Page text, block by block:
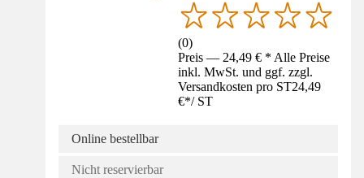
(0)
Preis — 24,49 € * Alle Preise
inkl. MwSt. und ggf. zzgl.
Versandkosten pro ST24,49
€*/ ST
Online bestellbar
Nicht reservierbar